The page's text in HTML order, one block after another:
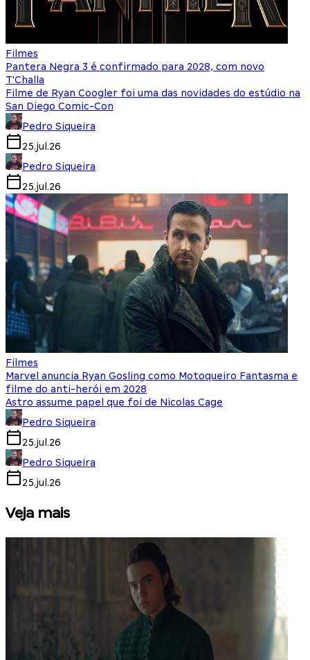
Filmes
Pantera Negra 3 é confirmado para 2028, com novo
T'Challa
Filme de Ryan Coogler foi uma das novidades do estúdio na
San Diego Comic-Con
Pedro Siqueira
25.jul.26
Pedro Siqueira
25.jul.26
Filmes
Marvel anuncia Ryan Gosling como Motoqueiro Fantasma e
filme do anti-herói em 2028
Astro assume papel que foi de Nicolas Cage
Pedro Siqueira
25.jul.26
Pedro Siqueira
25.jul.26
Veja mais